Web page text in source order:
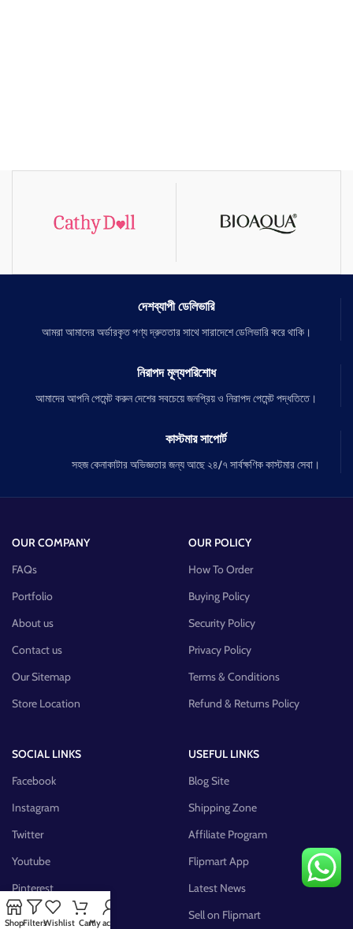
দেশব্যাপী ডেলিভারি
আমরা আমাদের অর্ডারকৃত পণ্য দ্রুততার সাথে সারাদেশে ডেলিভারি করে থাকি।
নিরাপদ মূল্যপরিশোধ
আমাদের আপনি পেমেন্ট করুন দেশের সবচেয়ে জনপ্রিয় ও নিরাপদ পেমেন্ট পদ্ধতিতে।
কাস্টমার সাপোর্ট
সহজ কেনাকাটার অভিজ্ঞতার জন্য আছে ২৪/৭ সার্বক্ষণিক কাস্টমার সেবা।
OUR COMPANY
FAQs
Portfolio
About us
Contact us
Our Sitemap
Store Location
OUR POLICY
How To Order
Buying Policy
Security Policy
Privacy Policy
Terms & Conditions
Refund & Returns Policy
SOCIAL LINKS
Facebook
Instagram
Twitter
Youtube
Pinterest
FB Group
USEFUL LINKS
Blog Site
Shipping Zone
Affiliate Program
Flipmart App
Latest News
Sell on Flipmart
ShopFiltersWishlist CartMy account